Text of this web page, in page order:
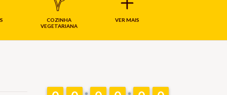
COZINHA
VEGETARIANA
VER MAIS